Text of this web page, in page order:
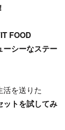
FOOD
ーシーなステー
活を送りた
ットを試してみ